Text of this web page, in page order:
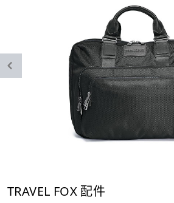
TRAVEL FOX 配件